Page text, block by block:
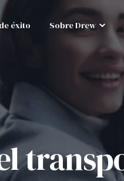
éxito Sobre Drew